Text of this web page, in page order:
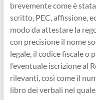
brevemente come è
scritto, PEC, affissione,
modo da attestare la
con precisione il nome
legale, il codice fiscale o
l’eventuale iscrizione al
rilevanti, così come il
libro dei verbali nel